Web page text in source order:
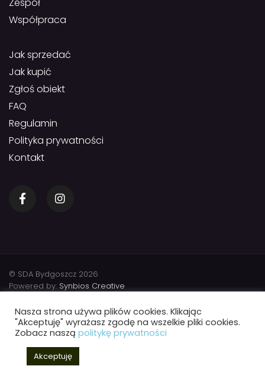
Współpraca
Jak sprzedać
Jak kupić
Zgłoś obiekt
FAQ
Regulamin
Polityka prywatności
Kontakt
© SDA Bydgoszcz 2026
Powered by: Synbios Creative
Nasza strona używa plików cookies. Klikając
"Akceptuję" wyrażasz zgodę na wszelkie pliki cookies.
Zobacz naszą politykę prywatności
Akceptuję